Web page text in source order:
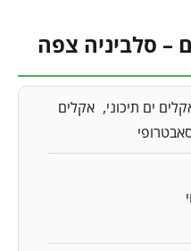
– סלביניה צפה
ים תיכוני
אקלים